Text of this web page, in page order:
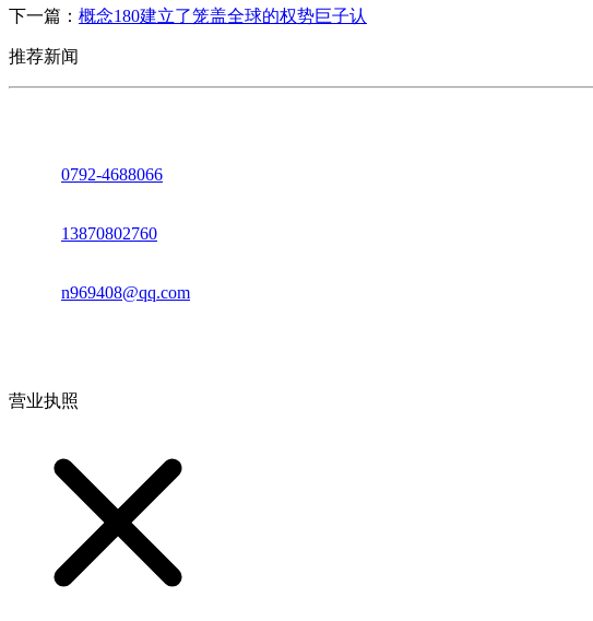
下一篇： 概念180建立了笼盖全球的权势巨子认
推荐新闻
0792-4688066
13870802760
n969408@qq.com
营业执照